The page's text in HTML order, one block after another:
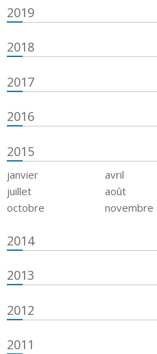
2019
2018
2017
2016
2015
janvier avril
juillet
août
octobre
novembre
2014
2013
2012
2011